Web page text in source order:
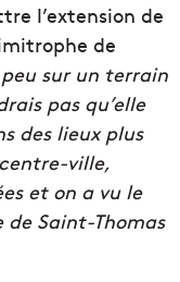
l’extension de
de
sur un terrain
pas qu’elle
des lieux plus
ville,
et on a vu le
Saint-Thomas